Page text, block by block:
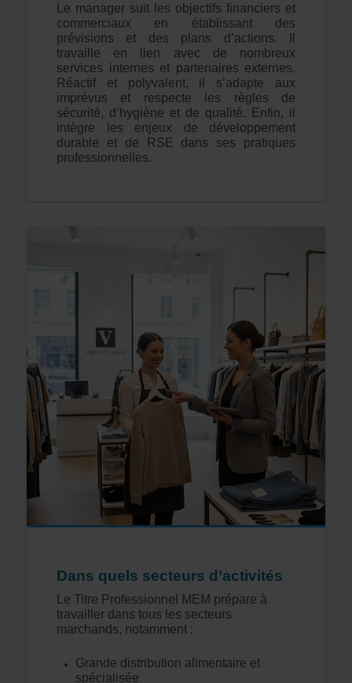
Le manager suit les objectifs financiers et
commerciaux en établissant des
prévisions et des plans d’actions. Il
travaille en lien avec de nombreux
services internes et partenaires externes.
Réactif et polyvalent, il s’adapte aux
imprévus et respecte les règles de
sécurité, d’hygiène et de qualité. Enfin, il
intègre les enjeux de développement
durable et de RSE dans ses pratiques
professionnelles.
Dans quels secteurs d’activités
Le Titre Professionnel MEM prépare à
travailler dans tous les secteurs
marchands, notamment :
Grande distribution alimentaire et
spécialisée